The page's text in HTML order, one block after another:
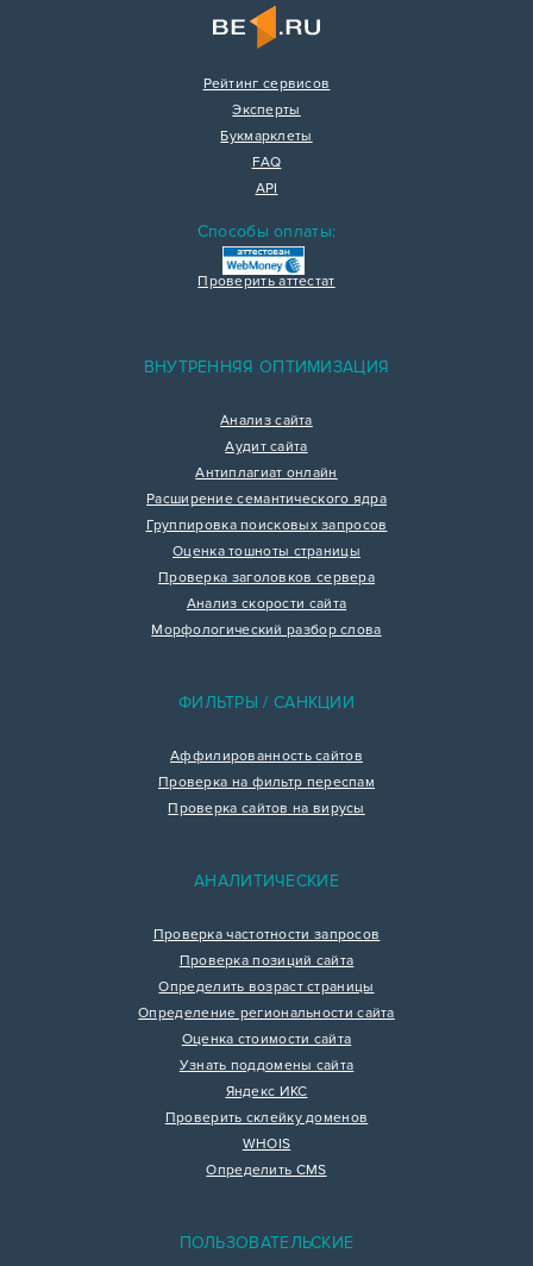
Рейтинг сервисов
Эксперты
Букмарклеты
FAQ
API
Способы оплаты:
Проверить аттестат
ВНУТРЕННЯЯ ОПТИМИЗАЦИЯ
Анализ сайта
Аудит сайта
Антиплагиат онлайн
Расширение семантического ядра
Группировка поисковых запросов
Оценка тошноты страницы
Проверка заголовков сервера
Анализ скорости сайта
Морфологический разбор слова
ФИЛЬТРЫ / САНКЦИИ
Аффилированность сайтов
Проверка на фильтр переспам
Проверка сайтов на вирусы
АНАЛИТИЧЕСКИЕ
Проверка частотности запросов
Проверка позиций сайта
Определить возраст страницы
Определение региональности сайта
Оценка стоимости сайта
Узнать поддомены сайта
Яндекс ИКС
Проверить склейку доменов
WHOIS
Определить CMS
ПОЛЬЗОВАТЕЛЬСКИЕ